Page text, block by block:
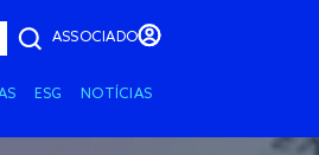
ASSOCIADO
ESG NOTÍCIAS